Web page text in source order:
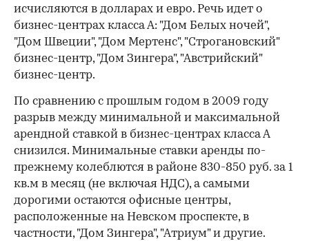
исчисляются в долларах и евро. Речь идет о
бизнес-центрах класса А: "Дом Белых ночей",
"Дом Швеции", "Дом Мертенс", "Строгановский"
бизнес-центр, "Дом Зингера", "Австрийский"
бизнес-центр.
По сравнению с прошлым годом в 2009 году
разрыв между минимальной и максимальной
арендной ставкой в бизнес-центрах класса А
снизился. Минимальные ставки аренды по-
прежнему колеблются в районе 830-850 руб. за 1
кв.м в месяц (не включая НДС), а самыми
дорогими остаются офисные центры,
расположенные на Невском проспекте, в
частности, "Дом Зингера", "Атриум" и другие.